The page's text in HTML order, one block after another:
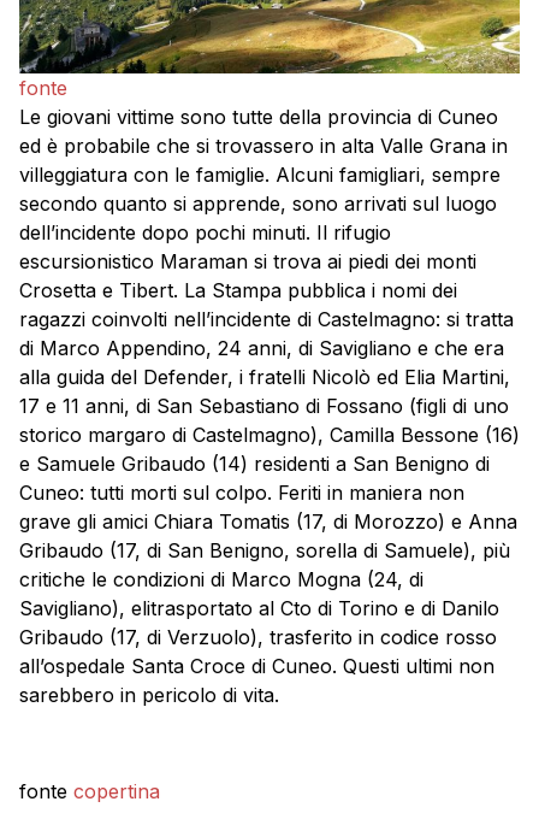
fonte
Le giovani vittime sono tutte della provincia di Cuneo
ed è probabile che si trovassero in alta Valle Grana in
villeggiatura con le famiglie. Alcuni famigliari, sempre
secondo quanto si apprende, sono arrivati sul luogo
dell’incidente dopo pochi minuti. Il rifugio
escursionistico Maraman si trova ai piedi dei monti
Crosetta e Tibert. La Stampa pubblica i nomi dei
ragazzi coinvolti nell’incidente di Castelmagno: si tratta
di Marco Appendino, 24 anni, di Savigliano e che era
alla guida del Defender, i fratelli Nicolò ed Elia Martini,
17 e 11 anni, di San Sebastiano di Fossano (figli di uno
storico margaro di Castelmagno), Camilla Bessone (16)
e Samuele Gribaudo (14) residenti a San Benigno di
Cuneo: tutti morti sul colpo. Feriti in maniera non
grave gli amici Chiara Tomatis (17, di Morozzo) e Anna
Gribaudo (17, di San Benigno, sorella di Samuele), più
critiche le condizioni di Marco Mogna (24, di
Savigliano), elitrasportato al Cto di Torino e di Danilo
Gribaudo (17, di Verzuolo), trasferito in codice rosso
all’ospedale Santa Croce di Cuneo. Questi ultimi non
sarebbero in pericolo di vita.
fonte copertina